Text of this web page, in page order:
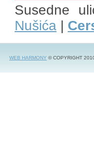
Susedne
Nušića |
WEB HARMONY © COPYRIGHT